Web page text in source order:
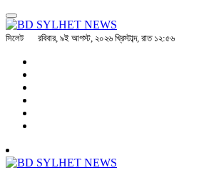
সিলেট রবিবার, ৯ই আগস্ট, ২০২৬ খ্রিস্টাব্দ, রাত ১২:৫৬